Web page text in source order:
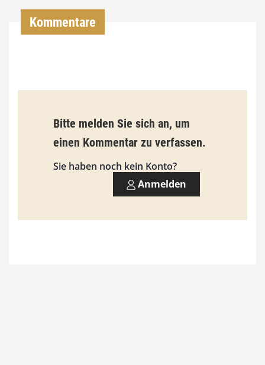
€
i
s
9
0
Kommentare
Bitte melden Sie sich an, um
einen Kommentar zu verfassen.
Sie haben noch kein Konto?
Anmelden